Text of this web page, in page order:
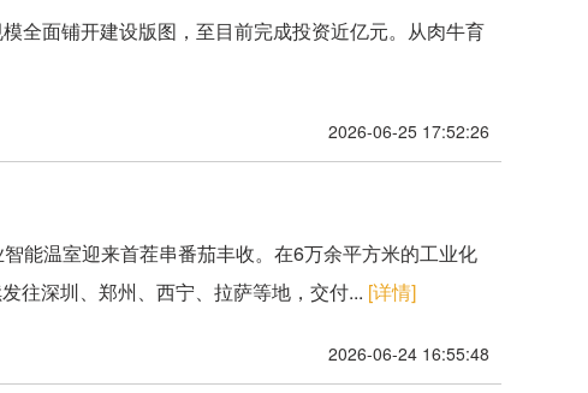
全面铺开建设版图，至目前完成投资近亿元。从肉牛育
2026-06-25 17:52:26
能温室迎来首茬串番茄丰收。在6万余平方米的工业化
往深圳、郑州、西宁、拉萨等地，交付... [详情]
2026-06-24 16:55:48